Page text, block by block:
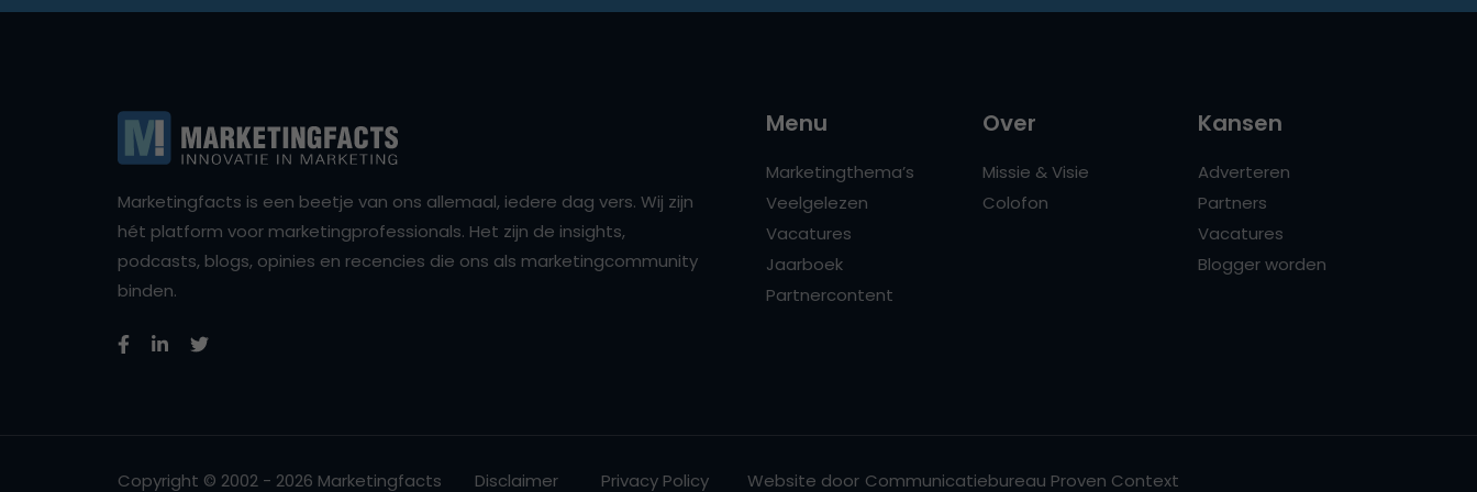
Marketingfacts is een beetje van ons allemaal, iedere dag vers. Wij zijn
hét platform voor marketingprofessionals. Het zijn de insights,
podcasts, blogs, opinies en recencies die ons als marketingcommunity
binden.
Menu
Marketingthema’s
Veelgelezen
Vacatures
Jaarboek
Partnercontent
Over
Missie & Visie
Colofon
Kansen
Adverteren
Partners
Vacatures
Blogger worden
Copyright © 2002 - 2026 Marketingfacts Disclaimer Privacy Policy Website door Communicatiebureau Proven Context